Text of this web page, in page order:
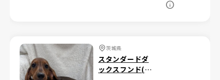
茨城県
スタンダードダ
ックスフンド(ス